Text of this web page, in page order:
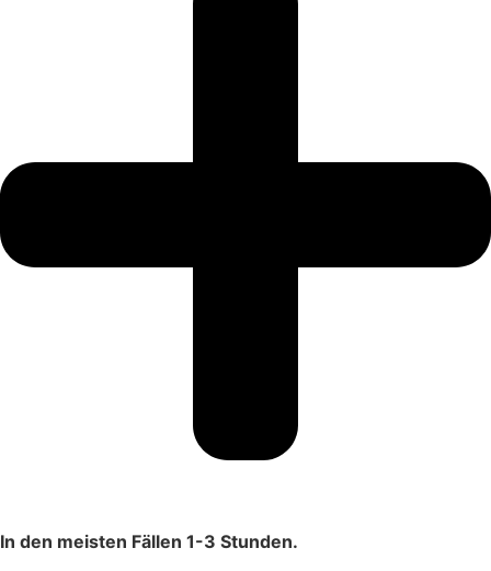
In den meisten Fällen 1-3 Stunden.